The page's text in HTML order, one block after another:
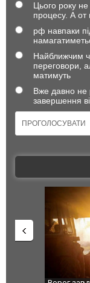
Цього року
процесу. А от
рф навпаки
Найближчим
переговори,
матимуть
Вже давно не
завершення